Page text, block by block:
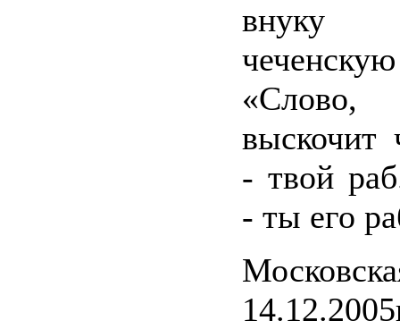
внуку
выскочит
- твой
- ты его